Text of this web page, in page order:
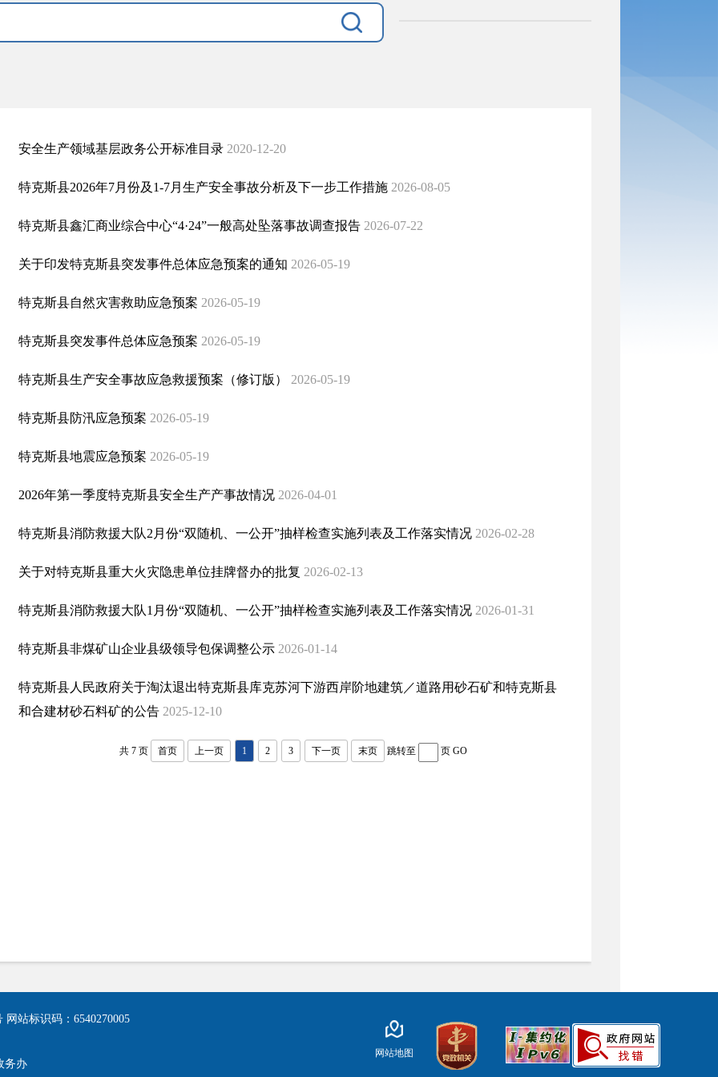
安全生产领域基层政务公开标准目录 2020-12-20
特克斯县2026年7月份及1-7月生产安全事故分析及下一步工作措施 2026-08-05
特克斯县鑫汇商业综合中心“4·24”一般高处坠落事故调查报告 2026-07-22
关于印发特克斯县突发事件总体应急预案的通知 2026-05-19
特克斯县自然灾害救助应急预案 2026-05-19
特克斯县突发事件总体应急预案 2026-05-19
特克斯县生产安全事故应急救援预案（修订版） 2026-05-19
特克斯县防汛应急预案 2026-05-19
特克斯县地震应急预案 2026-05-19
2026年第一季度特克斯县安全生产产事故情况 2026-04-01
特克斯县消防救援大队2月份“双随机、一公开”抽样检查实施列表及工作落实情况 2026-02-28
关于对特克斯县重大火灾隐患单位挂牌督办的批复 2026-02-13
特克斯县消防救援大队1月份“双随机、一公开”抽样检查实施列表及工作落实情况 2026-01-31
特克斯县非煤矿山企业县级领导包保调整公示 2026-01-14
特克斯县人民政府关于淘汰退出特克斯县库克苏河下游西岸阶地建筑／道路用砂石矿和特克斯县
和合建材砂石料矿的公告 2025-12-10
共 7 页 首页 上一页 1 2 3 下一页 末页 跳转至 页 GO
网站标识码：6540270005
务办
网站地图